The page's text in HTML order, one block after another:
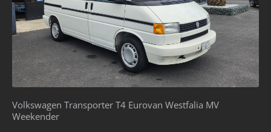
Volkswagen Transporter T4 Eurovan Westfalia MV
Weekender